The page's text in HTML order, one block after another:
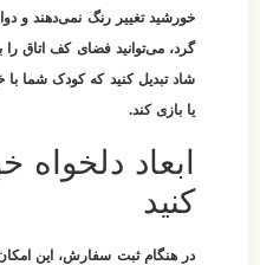
خورشید تغییر رنگ نمی‌دهند و
گرد، می‌توانید فضای کف اتاق
شاد تبدیل کنید که کودک شما با
یا بازی کند.
ابعاد دلخواه
کنید
در هنگام ثبت سفارش، این